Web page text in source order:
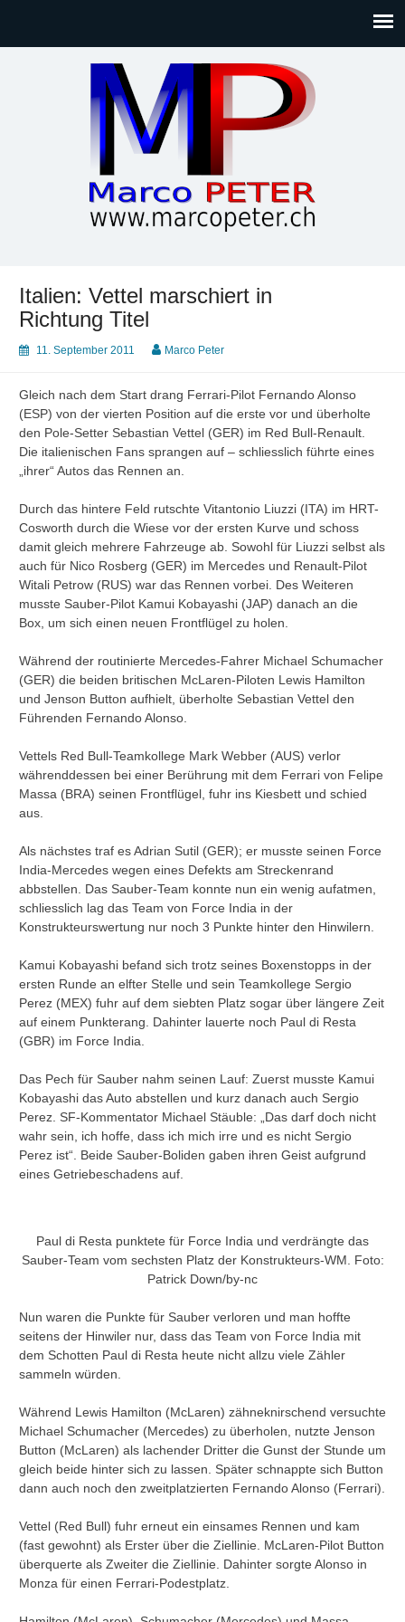
Italien: Vettel marschiert in
Richtung Titel
11. September 2011 Marco Peter
Gleich nach dem Start drang Ferrari-Pilot Fernando Alonso
(ESP) von der vierten Position auf die erste vor und überholte
den Pole-Setter Sebastian Vettel (GER) im Red Bull-Renault.
Die italienischen Fans sprangen auf – schliesslich führte eines
„ihrer“ Autos das Rennen an.
Durch das hintere Feld rutschte Vitantonio Liuzzi (ITA) im HRT-
Cosworth durch die Wiese vor der ersten Kurve und schoss
damit gleich mehrere Fahrzeuge ab. Sowohl für Liuzzi selbst als
auch für Nico Rosberg (GER) im Mercedes und Renault-Pilot
Witali Petrow (RUS) war das Rennen vorbei. Des Weiteren
musste Sauber-Pilot Kamui Kobayashi (JAP) danach an die
Box, um sich einen neuen Frontflügel zu holen.
Während der routinierte Mercedes-Fahrer Michael Schumacher
(GER) die beiden britischen McLaren-Piloten Lewis Hamilton
und Jenson Button aufhielt, überholte Sebastian Vettel den
Führenden Fernando Alonso.
Vettels Red Bull-Teamkollege Mark Webber (AUS) verlor
währenddessen bei einer Berührung mit dem Ferrari von Felipe
Massa (BRA) seinen Frontflügel, fuhr ins Kiesbett und schied
aus.
Als nächstes traf es Adrian Sutil (GER); er musste seinen Force
India-Mercedes wegen eines Defekts am Streckenrand
abbstellen. Das Sauber-Team konnte nun ein wenig aufatmen,
schliesslich lag das Team von Force India in der
Konstrukteurswertung nur noch 3 Punkte hinter den Hinwilern.
Kamui Kobayashi befand sich trotz seines Boxenstopps in der
ersten Runde an elfter Stelle und sein Teamkollege Sergio
Perez (MEX) fuhr auf dem siebten Platz sogar über längere Zeit
auf einem Punkterang. Dahinter lauerte noch Paul di Resta
(GBR) im Force India.
Das Pech für Sauber nahm seinen Lauf: Zuerst musste Kamui
Kobayashi das Auto abstellen und kurz danach auch Sergio
Perez. SF-Kommentator Michael Stäuble: „Das darf doch nicht
wahr sein, ich hoffe, dass ich mich irre und es nicht Sergio
Perez ist“. Beide Sauber-Boliden gaben ihren Geist aufgrund
eines Getriebeschadens auf.
Paul di Resta punktete für Force India und verdrängte das
Sauber-Team vom sechsten Platz der Konstrukteurs-WM. Foto:
Patrick Down/by-nc
Nun waren die Punkte für Sauber verloren und man hoffte
seitens der Hinwiler nur, dass das Team von Force India mit
dem Schotten Paul di Resta heute nicht allzu viele Zähler
sammeln würden.
Während Lewis Hamilton (McLaren) zähneknirschend versuchte
Michael Schumacher (Mercedes) zu überholen, nutzte Jenson
Button (McLaren) als lachender Dritter die Gunst der Stunde um
gleich beide hinter sich zu lassen. Später schnappte sich Button
dann auch noch den zweitplatzierten Fernando Alonso (Ferrari).
Vettel (Red Bull) fuhr erneut ein einsames Rennen und kam
(fast gewohnt) als Erster über die Ziellinie. McLaren-Pilot Button
überquerte als Zweiter die Ziellinie. Dahinter sorgte Alonso in
Monza für einen Ferrari-Podestplatz.